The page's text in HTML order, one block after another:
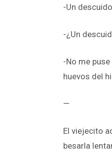
-Un
-¿Un
-No me
huevos del
—
El viejecito
besarla